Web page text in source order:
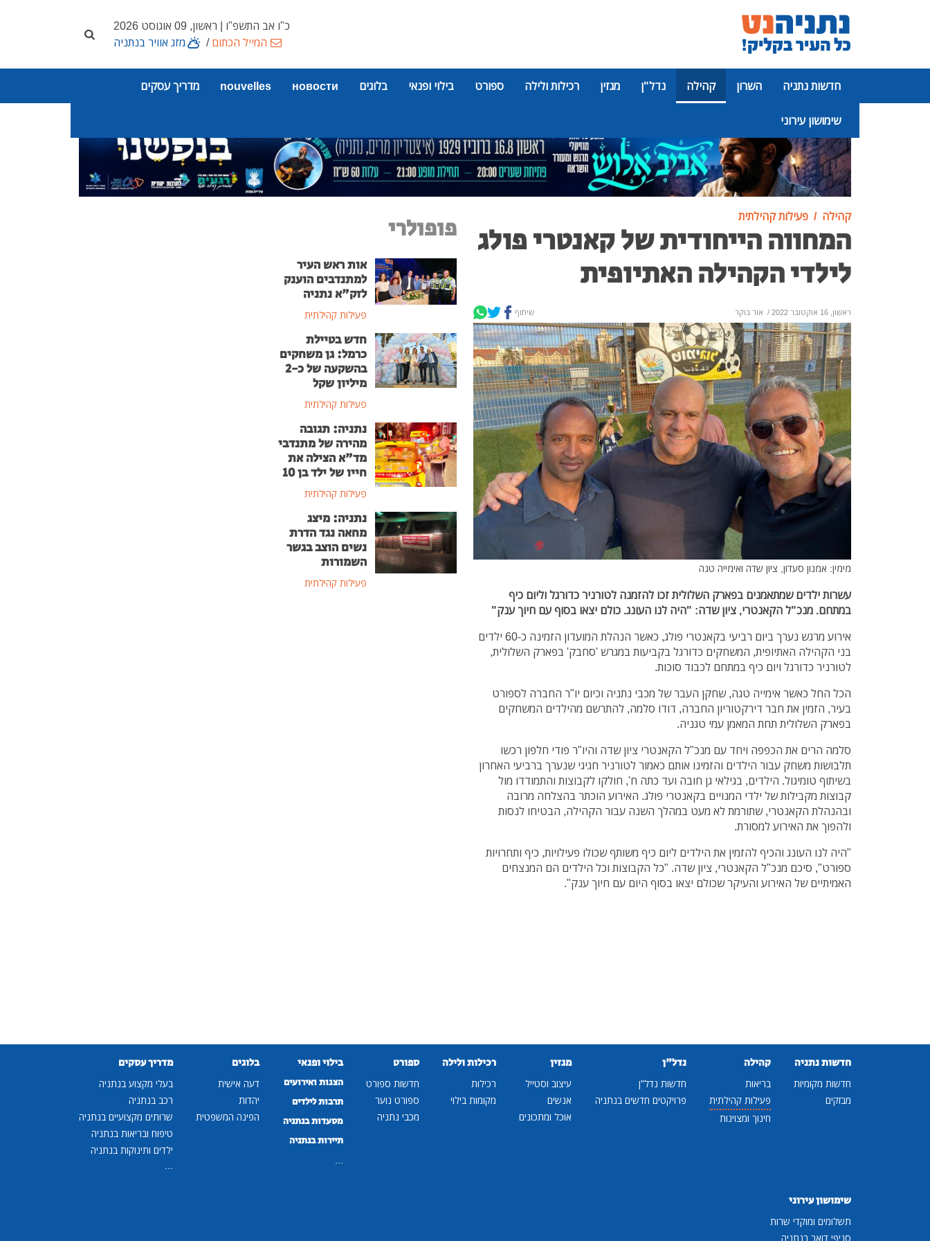
כ"ו אב התשפ"ו | ראשון, 09 אוגוסט 2026
המייל הכתום/ מזג אוויר בנתניה
חדשות נתניה השרון קהילה נדל"ן מגזין רכילות ולילה ספורט בילוי ופנאי בלוגים новости
nouvelles מדריך עסקים
שימושון עירוני
פרסומת
קהילה פעילות קהילתית
המחווה הייחודית של קאנטרי פולג
לילדי הקהילה האתיופית
ראשון, 16 אוקטובר 2022 / אור בוקר שיתוף
מימין: אמנון סעדון, ציון שדה ואימייה טגה
עשרות ילדים שמתאמנים בפארק השלולית זכו להזמנה לטורניר כדורגל וליום כיף
במתחם. מנכ"ל הקאנטרי, ציון שדה: "היה לנו העונג. כולם יצאו בסוף עם חיוך ענק"
אירוע מרגש נערך ביום רביעי בקאנטרי פולג, כאשר הנהלת המועדון הזמינה כ-60 ילדים
בני הקהילה האתיופית, המשחקים כדורגל בקביעות במגרש 'סחבק' בפארק השלולית,
לטורניר כדורגל ויום כיף במתחם לכבוד סוכות.
הכל החל כאשר אימייה טגה, שחקן העבר של מכבי נתניה וכיום יו"ר החברה לספורט
בעיר, הזמין את חבר דירקטוריון החברה, דודו סלמה, להתרשם מהילדים המשחקים
בפארק השלולית תחת המאמן עמי טגניה.
סלמה הרים את הכפפה ויחד עם מנכ"ל הקאנטרי ציון שדה והיו"ר פודי חלפון רכשו
תלבושות משחק עבור הילדים והזמינו אותם כאמור לטורניר חגיגי שנערך ברביעי האחרון
בשיתוף טומיגול. הילדים, בגילאי גן חובה ועד כתה ח', חולקו לקבוצות והתמודדו מול
קבוצות מקבילות של ילדי המנויים בקאנטרי פולג. האירוע הוכתר בהצלחה מרובה
ובהנהלת הקאנטרי, שתורמת לא מעט במהלך השנה עבור הקהילה, הבטיחו לנסות
ולהפוך את האירוע למסורת.
"היה לנו העונג והכיף להזמין את הילדים ליום כיף משותף שכולו פעילויות, כיף ותחרויות
ספורט", סיכם מנכ"ל הקאנטרי, ציון שדה. "כל הקבוצות וכל הילדים הם המנצחים
האמיתיים של האירוע והעיקר שכולם יצאו בסוף היום עם חיוך ענק".
פופולרי
אות ראש העיר
למתנדבים הוענק
לזק"א נתניה
פעילות קהילתית
חדש בטיילת
כרמל: גן משחקים
בהשקעה של כ-2
מיליון שקל
פעילות קהילתית
נתניה: תגובה
מהירה של מתנדבי
מד"א הצילה את
חייו של ילד בן 10
פעילות קהילתית
נתניה: מיצג
מחאה נגד הדרת
נשים הוצב בגשר
השמורות
פעילות קהילתית
חדשות נתניה
חדשות מקומיות
מבזקים
קהילה
בריאות
פעילות קהילתית
חינוך ומצוינות
נדל"ן
חדשות נדל"ן
פרויקטים חדשים בנתניה
מגזין
עיצוב וסטייל
אנשים
אוכל ומתכונים
רכילות ולילה
רכילות
מקומות בילוי
ספורט
חדשות ספורט
ספורט נוער
מכבי נתניה
בילוי ופנאי
הצגות ואירועים
תרבות לילדים
מסעדות בנתניה
תיירות בנתניה
...
בלוגים
דעה אישית
יהדות
הפינה המשפטית
מדריך עסקים
בעלי מקצוע בנתניה
רכב בנתניה
שרותים מקצועיים בנתניה
טיפוח ובריאות בנתניה
ילדים ותינוקות בנתניה
...
שימושון עירוני
תשלומים ומוקדי שרות
סניפי דואר בנתניה